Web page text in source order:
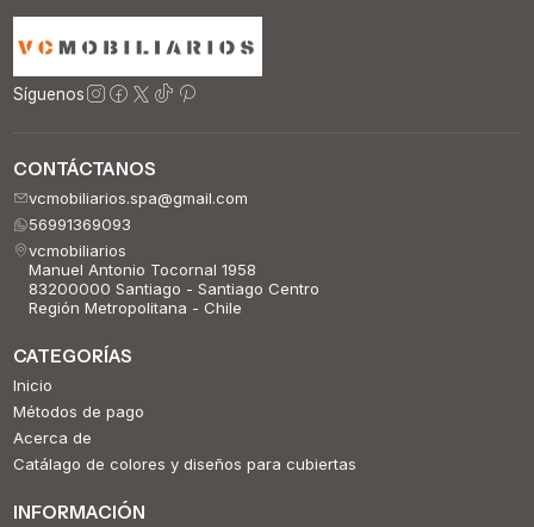
Síguenos
CONTÁCTANOS
vcmobiliarios.spa@gmail.com
56991369093
vcmobiliarios
Manuel Antonio Tocornal 1958
83200000 Santiago - Santiago Centro
Región Metropolitana - Chile
CATEGORÍAS
Inicio
Métodos de pago
Acerca de
Catálago de colores y diseños para cubiertas
INFORMACIÓN